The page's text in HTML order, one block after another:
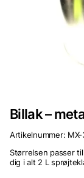
Billak –
Artikelnummer:
Størrelsen passer
dig i alt 2 L